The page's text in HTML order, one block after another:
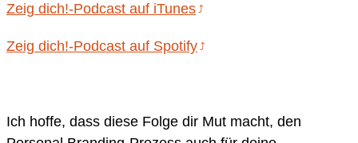
Zeig dich!-Podcast auf iTunes
Zeig dich!-Podcast auf Spotify
Ich hoffe, dass diese Folge dir Mut macht, den